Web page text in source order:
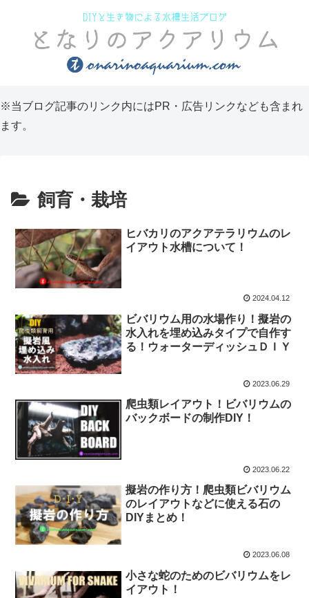
※当ブログ記事のリンク内にはPR・広告リンクなども含まれ
ます。
飼育・栽培
ヒバカリのアクアテラリウムのレ
イアウト水槽について！
2024.04.12
ビバリウム用の水場作り！擬岩の
水入れを埋め込みタイプで自作す
る！ウォーターディッシュＤＩＹ
2023.06.29
爬虫類レイアウト！ビバリウムの
バックボードの制作DIY！
2023.06.22
擬岩の作り方！爬虫類ビバリウム
のレイアウトなどに使える石の
DIYまとめ！
2023.06.08
小さな蛇のためのビバリウムをレ
イアウト！